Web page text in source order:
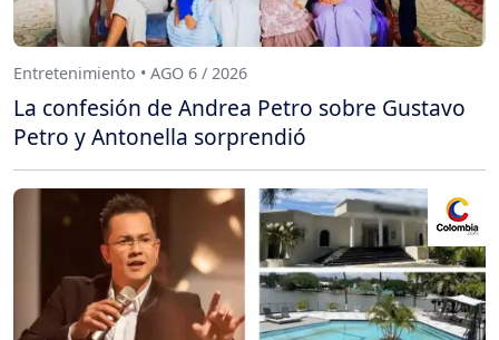
Entretenimiento • AGO 6 / 2026
La confesión de Andrea Petro sobre Gustavo
Petro y Antonella sorprendió